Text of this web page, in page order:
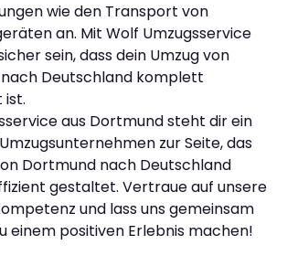
wie den Transport von
an. Mit Wolf Umzugsservice
sein, dass dein Umzug von
Deutschland komplett
aus Dortmund steht dir ein
zur Seite, das
Dortmund nach Deutschland
gestaltet. Vertraue auf unsere
und lass uns gemeinsam
einem positiven Erlebnis machen!